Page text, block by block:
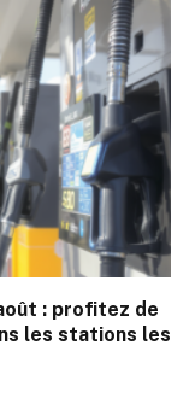
: profitez de
les stations les